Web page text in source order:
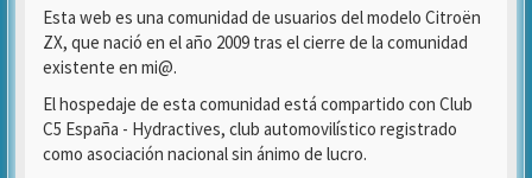
Esta web es una comunidad de usuarios del modelo Citroën
ZX, que nació en el año 2009 tras el cierre de la comunidad
existente en mi@.
El hospedaje de esta comunidad está compartido con Club
C5 España - Hydractives, club automovilístico registrado
como asociación nacional sin ánimo de lucro.